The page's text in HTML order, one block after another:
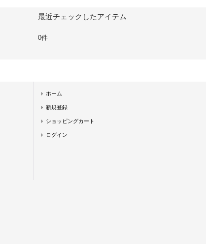
最近チェックしたアイテム
0件
ホーム
新規登録
ショッピングカート
ログイン